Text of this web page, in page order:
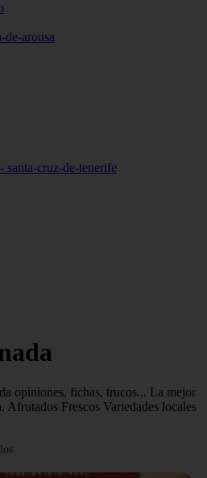
de-arousa
santa-cruz-de-tenerife
opiniones, fichas, trucos... La mejor
Afrutados Frescos Variedades locales